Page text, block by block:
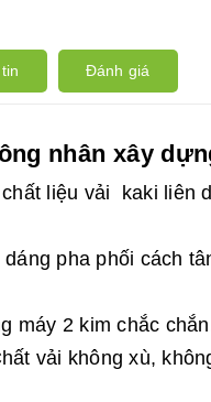
Đánh giá
nhân xây
liệu vải kaki liên
pha phối cách
máy 2 kim chắc
vải không xù,